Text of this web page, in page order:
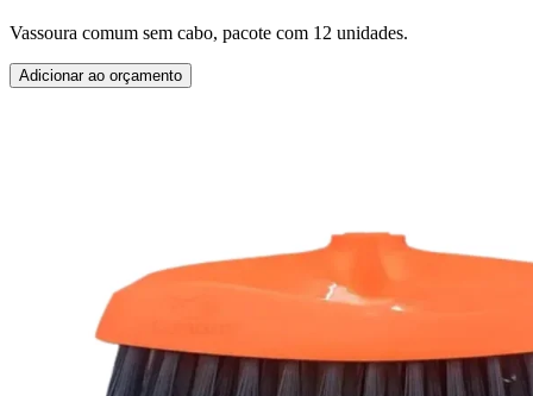
Vassoura comum sem cabo, pacote com 12 unidades.
Adicionar ao orçamento